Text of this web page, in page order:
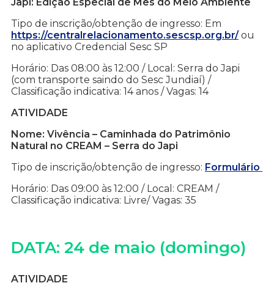
Tipo de inscrição/obtenção de ingresso: Em
https://centralrelacionamento.sescsp.org.br/ ou
no aplicativo Credencial Sesc SP
Horário: Das 08:00 às 12:00 / Local: Serra do Japi
(com transporte saindo do Sesc Jundiaí) /
Classificação indicativa: 14 anos / Vagas: 14
ATIVIDADE
Nome: Vivência – Caminhada do Patrimônio
Natural no CREAM – Serra do Japi
Tipo de inscrição/obtenção de ingresso: Formulário
Horário: Das 09:00 às 12:00 / Local: CREAM /
Classificação indicativa: Livre/ Vagas: 35
DATA: 24 de maio (domingo)
ATIVIDADE